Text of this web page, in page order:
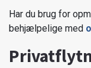
Har du brug for
behjælpelige med